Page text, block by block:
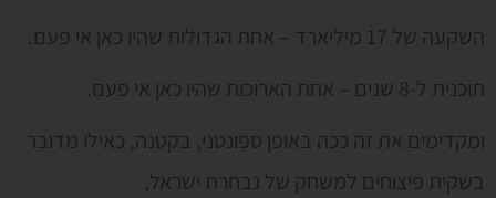
השקעה של 17 מיליארד – אחת הגדולות שהיו כאן אי פעם.
תוכנית ל-8 שנים – אחת הארוכות שהיו כאן אי פעם.
ומקדימים את זה ככה באופן ספונטני, בקטנה, כאילו מדובר
בשקית פיצוחים למשחק של נבחרת ישראל,